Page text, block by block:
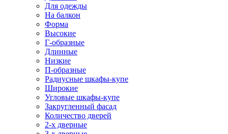
Для одежды
На балкон
Форма
Высокие
Г-образные
Длинные
Низкие
П-образные
Радиусные шкафы-купе
Широкие
Угловые шкафы-купе
Закругленный фасад
Количество дверей
2-х дверные